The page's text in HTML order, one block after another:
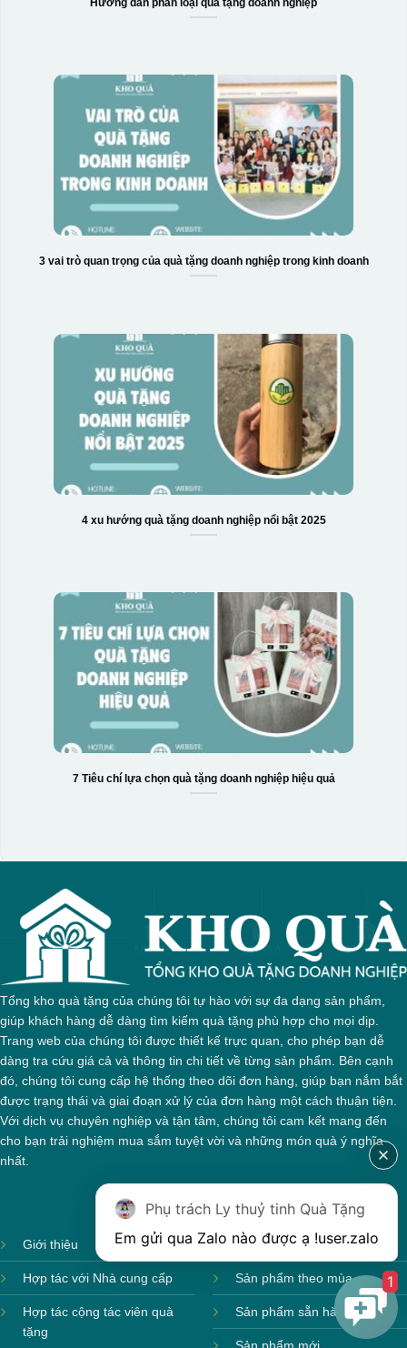
Hộp xi bình giữ nhiệt
3 vai trò quan trọng của quà tặng doanh nghiệp trong kinh doanh
4 xu hướng quà tặng doanh nghiệp nổi bật 2025
7 Tiêu chí lựa chọn quà tặng doanh nghiệp hiệu quả
Tổng kho quà tặng của chúng tôi tự hào với sự đa dạng sản phẩm,
giúp khách hàng dễ dàng tìm kiếm quà tặng phù hợp cho mọi dịp.
Trang web của chúng tôi được thiết kế trực quan, cho phép bạn dễ
dàng tra cứu giá cả và thông tin chi tiết về từng sản phẩm. Bên cạnh
đó, chúng tôi cung cấp hệ thống theo dõi đơn hàng, giúp bạn nắm bắt
được trạng thái và giai đoạn xử lý của đơn hàng một cách thuận tiện.
Với dịch vụ chuyên nghiệp và tận tâm, chúng tôi cam kết mang đến
cho bạn trải nghiệm mua sắm tuyệt vời và những món quà ý nghĩa
nhất.
Giới thiệu
Hợp tác với Nhà cung cấp
Hợp tác cộng tác viên quà
tặng
Ảnh sản xuất
Sản phẩm theo mùa
Sản phẩm sẵn hàng
Phụ trách Ly thuỷ tinh Quà Tặng
Em gửi qua Zalo nào được ạ !user.zalo
1